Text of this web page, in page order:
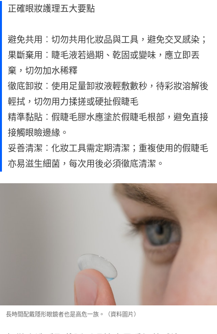
正確眼妝護理五大要點
避免共用︰切勿共用化妝品與工具，避免交叉感染；
果斷棄用︰睫毛液若過期、乾固或變味，應立即丟
棄，切勿加水稀釋
徹底卸妝︰使用足量卸妝液輕敷數秒，待彩妝溶解後
輕拭，切勿用力揉搓或硬扯假睫毛
精準黏貼︰假睫毛膠水應塗於假睫毛根部，避免直接
接觸眼瞼邊緣。
妥善清潔︰化妝工具需定期清潔；重複使用的假睫毛
亦易滋生細菌，每次用後必須徹底清潔。
長時間配戴隱形眼鏡者也是高危一族。（資料圖片）